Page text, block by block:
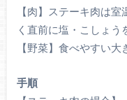
【肉】ステーキ肉は
く直前に塩・こしょう
【野菜】食べやすい大
手順